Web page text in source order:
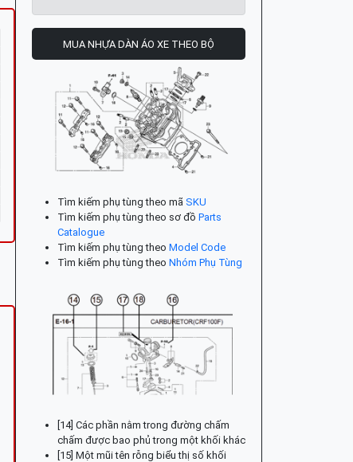
MUA NHỰA DÀN ÁO XE THEO BỘ
Tìm kiếm phụ tùng theo mã SKU
Tìm kiếm phụ tùng theo sơ đồ Parts
Catalogue
Tìm kiếm phụ tùng theo Model Code
Tìm kiếm phụ tùng theo Nhóm Phụ Tùng
[14] Các phần nằm trong đường chấm
chấm được bao phủ trong một khối khác
[15] Một mũi tên rỗng biểu thị số khối